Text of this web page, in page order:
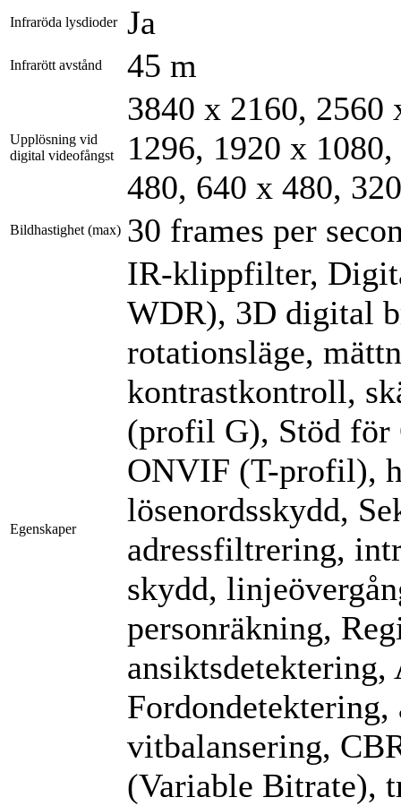
Infraröda lysdioder Ja
Infrarött avstånd 45 m
Upplösning vid
digital videofångst
3840 x 2160, 2560
1296, 1920 x
480, 640 x 480,
Bildhastighet (max) 30 frames per
Egenskaper
IR-klippfilter,
WDR), 3D digital
rotationsläge,
kontrastkontroll,
(profil G), Stöd
ONVIF (T-profil),
lösenordsskydd,
adressfiltrering,
skydd,
personräkning,
vitbalansering,
(Variable Bitrate),